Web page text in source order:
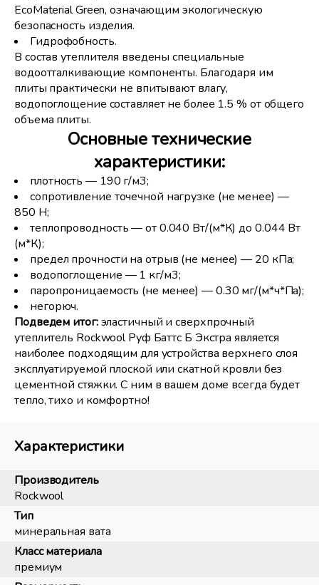
EcoMaterial Green, означающим экологическую
безопасность изделия.
Гидрофобность.
В состав утеплителя введены специальные
водоотталкивающие компоненты. Благодаря им
плиты практически не впитывают влагу,
водопоглощение составляет не более 1.5 % от общего
объема плиты.
Основные технические
характеристики:
плотность — 190 г/м3;
сопротивление точечной нагрузке (не менее) —
850 Н;
теплопроводность — от 0.040 Вт/(м*К) до 0.044 Вт
(м*К);
предел прочности на отрыв (не менее) — 20 кПа;
водопоглощение — 1 кг/м3;
паропроницаемость (не менее) — 0.30 мг/(м*ч*Па);
негорюч.
Подведем итог:эластичный и сверхпрочный
утеплитель Rockwool Руф Баттс Б Экстра является
наиболее подходящим для устройства верхнего слоя
эксплуатируемой плоской или скатной кровли без
цементной стяжки. С ним в вашем доме всегда будет
тепло, тихо и комфортно!
Характеристики
Производитель
Rockwool
Тип
минеральная вата
Класс материала
премиум